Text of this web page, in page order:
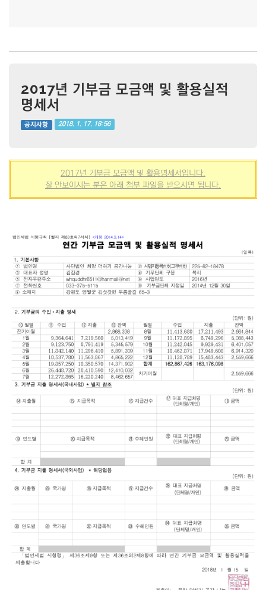
2017년 기부금 모금액 및 활용실적
명세서
공지사항 2018. 1. 17. 18:56
2017년 기부금 모금액 및 활용명세서입니다.
잘 안보이시는 분은 아래 첨부 파일을 받으시면 됩니다.